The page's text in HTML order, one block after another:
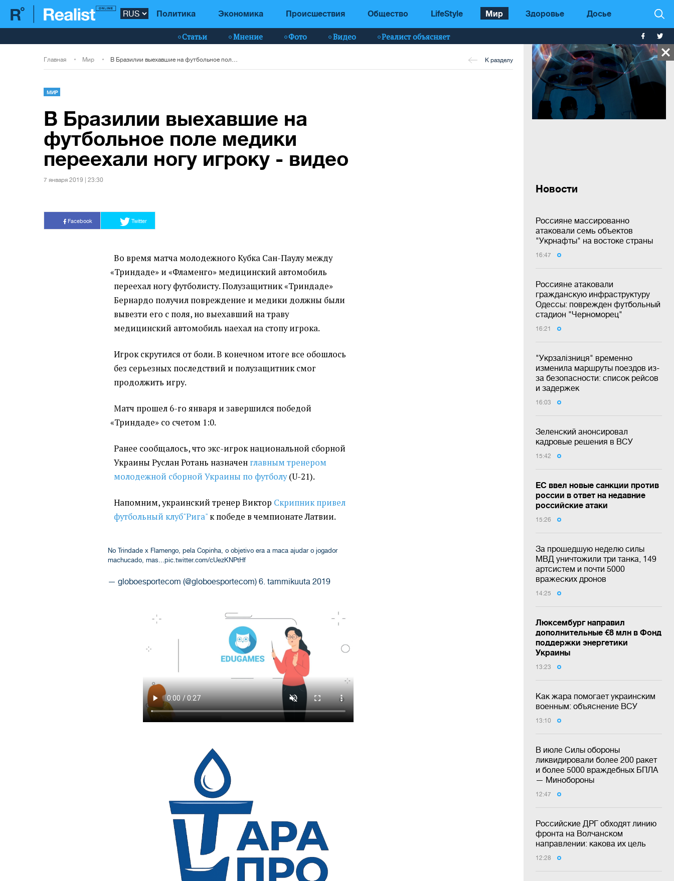
Политика Экономика Происшествия Общество LifeStyle Мир Здоровье Досье
Статьи Мнение Фото Видео Реалист объясняет
Новости
Россияне массированно
атаковали семь объектов
"Укрнафты" на востоке страны
16:47
Россияне атаковали
гражданскую инфраструктуру
Одессы: поврежден футбольный
стадион "Черноморец"
16:21
"Укрзалізниця" временно
изменила маршруты поездов из-
за безопасности: список рейсов
и задержек
16:03
Зеленский анонсировал
кадровые решения в ВСУ
15:42
ЕС ввел новые санкции против
россии в ответ на недавние
российские атаки
15:26
За прошедшую неделю силы
МВД уничтожили три танка, 149
артсистем и почти 5000
вражеских дронов
14:25
Люксембург направил
дополнительные €8 млн в Фонд
поддержки энергетики
Украины
13:23
Как жара помогает украинским
военным: объяснение ВСУ
13:10
В июле Силы обороны
ликвидировали более 200 ракет
и более 5000 враждебных БПЛА
— Минобороны
12:47
Российские ДРГ обходят линию
фронта на Волчанском
направлении: какова их цель
12:28
Главная Мир К разделу
МИР
В Бразилии выехавшие на
футбольное поле медики
переехали ногу игроку - видео
7 января 2019 | 23:30
Facebook Twitter
Во время матча молодежного Кубка Сан-Паулу между
«Триндаде» и «Фламенго» медицинский автомобиль
переехал ногу футболисту. Полузащитник«Триндаде»
Бернардо получил повреждение и медики должны были
вывезти его с поля, но выехавший на траву
медицинский автомобиль наехал на стопу игрока.
Игрок скрутился от боли. В конечном итоге все обошлось
без серьезных последствий и полузащитник смог
продолжить игру.
Матч прошел 6-го января и завершился победой
«Триндаде» со счетом 1:0.
Ранее сообщалось, что экс-игрок национальной сборной
Украины Руслан Ротань назначен главным тренером
молодежной сборной Украины по футболу (U-21).
Напомним, украинский тренер Виктор Скрипник привел
футбольный клуб"Рига" к победе в чемпионате Латвии.
No Trindade x Flamengo, pela Copinha, o objetivo era a maca ajudar o jogador
machucado, mas...pic.twitter.com/cUezKNPtHf
— globoesportecom (@globoesportecom)6. tammikuuta 2019